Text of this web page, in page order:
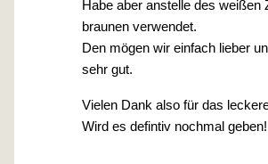
Habe aber anstelle des weißen
braunen verwendet.
Den mögen wir einfach lieber
sehr gut.
Vielen Dank also für das
Wird es defintiv nochmal